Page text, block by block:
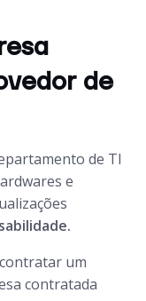
de
de TI
e
um
contratada